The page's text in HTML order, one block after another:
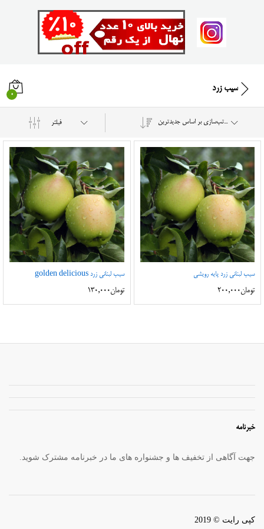
سیب زرد
0
فیلتر مرتب‌سازی بر اساس جدیدترین
سیب لبنانی زرد پایه رویشی
تومان200,000
سیب لبنانی زرد golden delicious
تومان130,000
خبرنامه
جهت آگاهی از تخفیف ها و جشنواره های ما در خبرنامه مشترک شوید.
کپی رایت © 2019